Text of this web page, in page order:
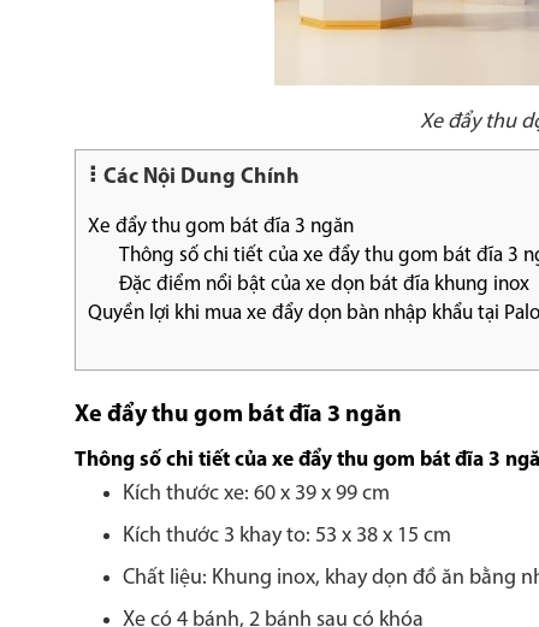
Xe đẩy thu
Các Nội Dung Chính
Xe đẩy thu gom bát đĩa 3 ngăn
Thông số chi tiết của xe đẩy thu gom bát đĩa 3
Đặc điểm nổi bật của xe dọn bát đĩa khung inox
Quyền lợi khi mua xe đẩy dọn bàn nhập khẩu tại
Xe đẩy thu gom bát đĩa 3 ngăn
Thông số chi tiết của xe đẩy thu gom bát đĩa 3
Kích thước xe: 60 x 39 x 99 cm
Kích thước 3 khay to: 53 x 38 x 15 cm
Chất liệu: Khung inox, khay dọn đồ ăn bằng
Xe có 4 bánh, 2 bánh sau có khóa